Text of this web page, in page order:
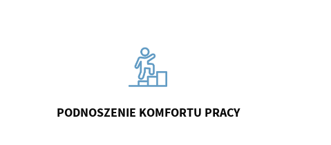
PODNOSZENIE KOMFORTU PRACY